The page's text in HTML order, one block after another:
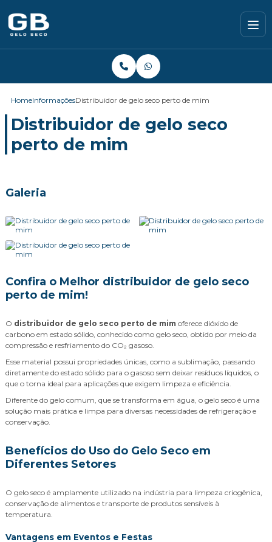
HomeInformaçõesDistribuidor de gelo seco perto de mim
Distribuidor de gelo seco
perto de mim
Galeria
Confira o Melhor distribuidor de gelo seco
perto de mim!
O distribuidor de gelo seco perto de mim oferece dióxido de
carbono em estado sólido, conhecido como gelo seco, obtido por meio da
compressão e resfriamento do CO₂ gasoso.
Esse material possui propriedades únicas, como a sublimação, passando
diretamente do estado sólido para o gasoso sem deixar resíduos líquidos, o
que o torna ideal para aplicações que exigem limpeza e eficiência.
Diferente do gelo comum, que se transforma em água, o gelo seco é uma
solução mais prática e limpa para diversas necessidades de refrigeração e
conservação.
Benefícios do Uso do Gelo Seco em
Diferentes Setores
O gelo seco é amplamente utilizado na indústria para limpeza criogênica,
conservação de alimentos e transporte de produtos sensíveis à
temperatura.
Vantagens em Eventos e Festas